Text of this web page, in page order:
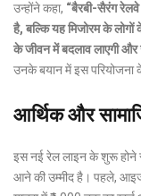
उन्होंने कहा, “बैरबी-सैरंग
है, बल्कि यह मिजोरम के लोगों
के जीवन में बदलाव लाएगी
उनके बयान में इस परियोजना
आर्थिक और
इस नई रेल लाइन के शुरू होने
आने की उम्मीद है। पहले,